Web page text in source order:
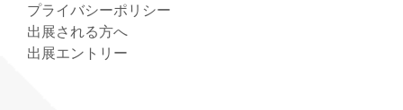
プライバシーポリシー
出展される方へ
出展エントリー